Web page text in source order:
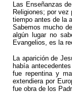
Las Enseñanzas
Religiones; por
tiempo antes de la
Sabemos mucho
algún lugar no
Evangelios, es la
La aparición de
había
fue repentina y
extendiera por
fue obra de los